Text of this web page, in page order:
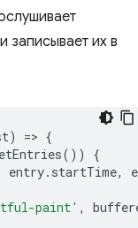
и записывает их в
) => {
())
{
entry. startTime,
paint' ,